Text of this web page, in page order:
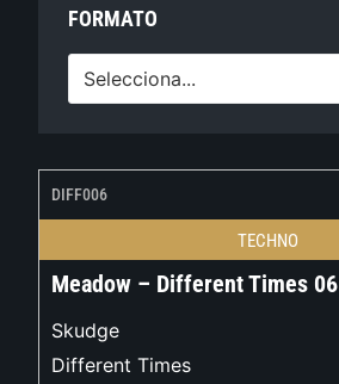
FORMATO
Selecciona...
DIFF006
TECHNO
Meadow – Different Times 06
Skudge
Different Times